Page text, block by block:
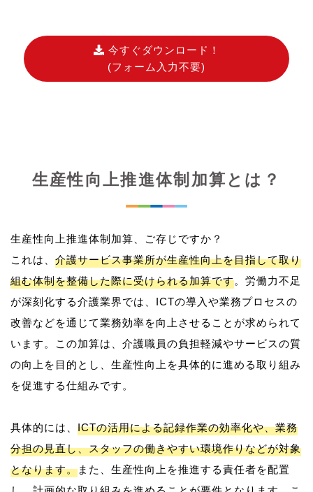
今すぐダウンロード！
(フォーム入力不要)
生産性向上推進体制加算とは？
生産性向上推進体制加算、ご存じですか？
これは、 介護サービス事業所が生産性向上を目指して取り
組む体制を整備した際に受けられる加算です。労働力不足
が深刻化する介護業界では、ICTの導入や業務プロセスの
改善などを通じて業務効率を向上させることが求められて
います。この加算は、介護職員の負担軽減やサービスの質
の向上を目的とし、生産性向上を具体的に進める取り組み
を促進する仕組みです。
具体的には、 ICTの活用による記録作業の効率化や、業務
分担の見直し、スタッフの働きやすい環境作りなどが対象
となります。また、生産性向上を推進する責任者を配置